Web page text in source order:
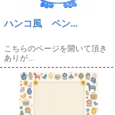
ハンコ風 ペン...
こちらのページを開いて頂き
ありが...